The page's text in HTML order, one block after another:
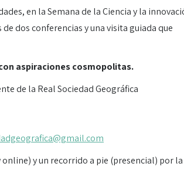
en la Semana de la Ciencia y la
dos conferencias y una visita guiada que
aspiraciones cosmopolitas.
de la Real Sociedad Geográfica
y un recorrido a pie (presencial) por la